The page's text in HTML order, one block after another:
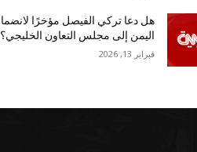
هل دعا تركي الفيصل مؤخرًا
اليمن إلى مجلس التعاون الخليجي؟
فبراير 13, 2026